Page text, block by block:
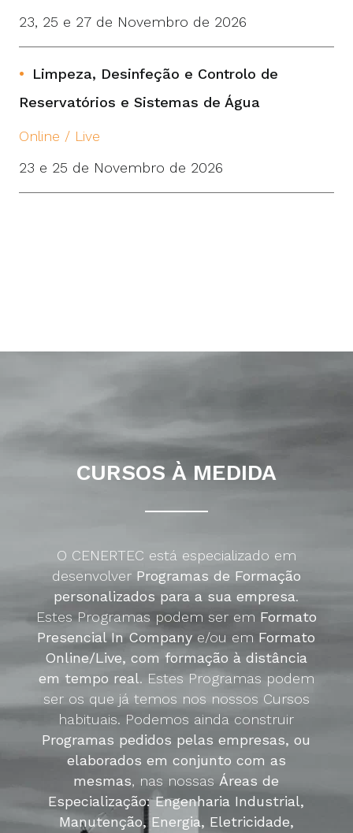
23, 25 e 27 de Novembro de 2026
Limpeza, Desinfeção e Controlo de
Reservatórios e Sistemas de Água
Online / Live
23 e 25 de Novembro de 2026
CURSOS À MEDIDA
O CENERTEC está especializado em
desenvolver Programas de Formação
personalizados para a sua empresa.
Estes Programas podem ser em Formato
Presencial In Company e/ou em Formato
Online/Live, com formação à distância
em tempo real. Estes Programas podem
ser os que já temos nos nossos Cursos
habituais. Podemos ainda construir
Programas pedidos pelas empresas, ou
elaborados em conjunto com as
mesmas, nas nossasÁreas de
Especialização: Engenharia Industrial,
Manutenção, Energia, Eletricidade,